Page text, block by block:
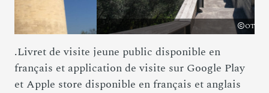
OTresson / Avignon Tourisme
.Livret de visite jeune public disponible en
français et application de visite sur Google Play
et Apple store disponible en français et anglais